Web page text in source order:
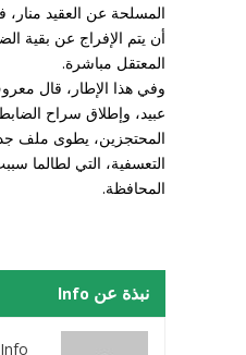
المسلحة عن العقيد
أن يتم الإفراج عن بقية
المعتقل مباشرة.
وفي هذا الإطار، قال
عبيد، وإطلاق سراح الضابط
المحتجزين، يطوى ملف
التعسفية، التي لطالما
المحافظة.
نبذة عن Info